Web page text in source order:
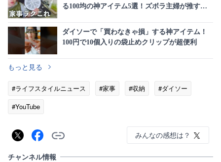
る100均の神アイテム5選！ズボラ主婦が推す絶
ダイソーで「買わなきゃ損」する神アイテム！
100円で10個入りの袋止めクリップが超便利
もっと見る
#ライフスタイルニュース #家事 #収納
#ダイソー
#YouTube
みんなの感想は？
チャンネル情報